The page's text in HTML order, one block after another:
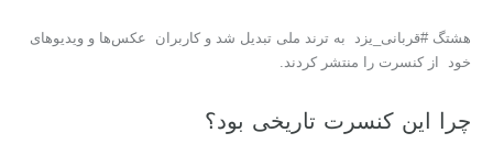
هشتگ #قربانی_یزد به ترند ملی تبدیل شد و کاربران عکس‌ها و ویدیوهای
خود از کنسرت را منتشر کردند.
چرا این کنسرت تاریخی بود؟